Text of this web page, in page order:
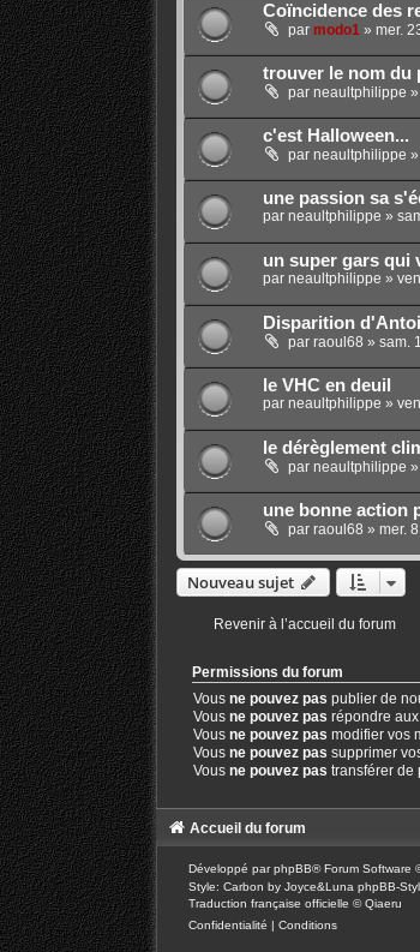
Coïncidence des
par modo1» mer.
trouver le nom du
par neaultphilippe »
c'est Halloween...
par neaultphilippe »
une passion sa
par neaultphilippe »
un super gars qui
par neaultphilippe »
Disparition
par raoul68 » sam.
le VHC en deuil
par neaultphilippe »
le dérèglement
par neaultphilippe »
une bonne action
par raoul68 » mer.
Nouveau sujet
Revenir à l’accueil du forum
Permissions du forum
Vous ne pouvez pas publier de
Vous ne pouvez pas répondre
Vous ne pouvez pas modifier vos
Vous ne pouvez pas supprimer
Vous ne pouvez pas transférer de
Accueil du forum
Développé parphpBB® Forum Software
Style: Carbon by Joyce&Luna phpBB-
Traduction française officielle ©Qiaeru
Confidentialité
Conditions